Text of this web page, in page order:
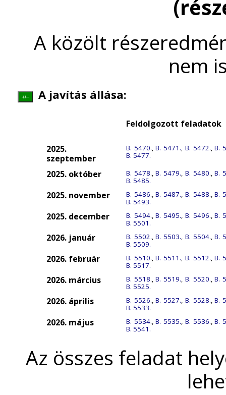
A közölt
nem
+/– A javítás állása:
Feldolgozott feladatok
2025.
szeptember
B. 5470.,B. 5471., B. 5472.,B.
B. 5477.
2025. október B. 5478.,B. 5479., B. 5480.,B.
B. 5485.
2025. november B. 5486.,B. 5487., B. 5488.,B.
B. 5493.
2025. december B. 5494.,B. 5495., B. 5496.,B.
B. 5501.
2026. január B. 5502.,B. 5503., B. 5504.,B.
B. 5509.
2026. február B. 5510.,B. 5511., B. 5512.,B.
B. 5517.
2026. március B. 5518.,B. 5519., B. 5520.,B.
B. 5525.
2026. április B. 5526.,B. 5527., B. 5528.,B.
B. 5533.
2026. május B. 5534.,B. 5535., B. 5536.,B.
B. 5541.
Az összes feladat